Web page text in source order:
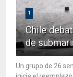
1
Chile
de
Un grupo de 26